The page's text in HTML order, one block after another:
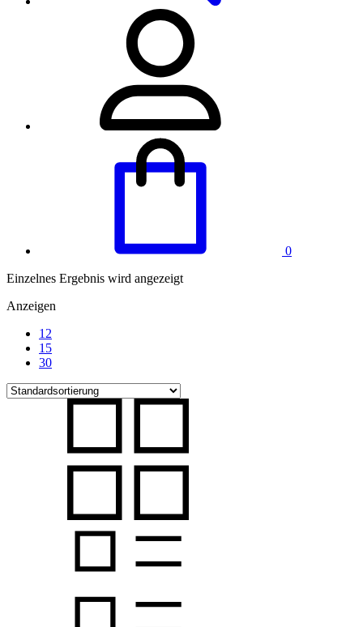
0
Einzelnes Ergebnis wird angezeigt
Anzeigen
12
15
30